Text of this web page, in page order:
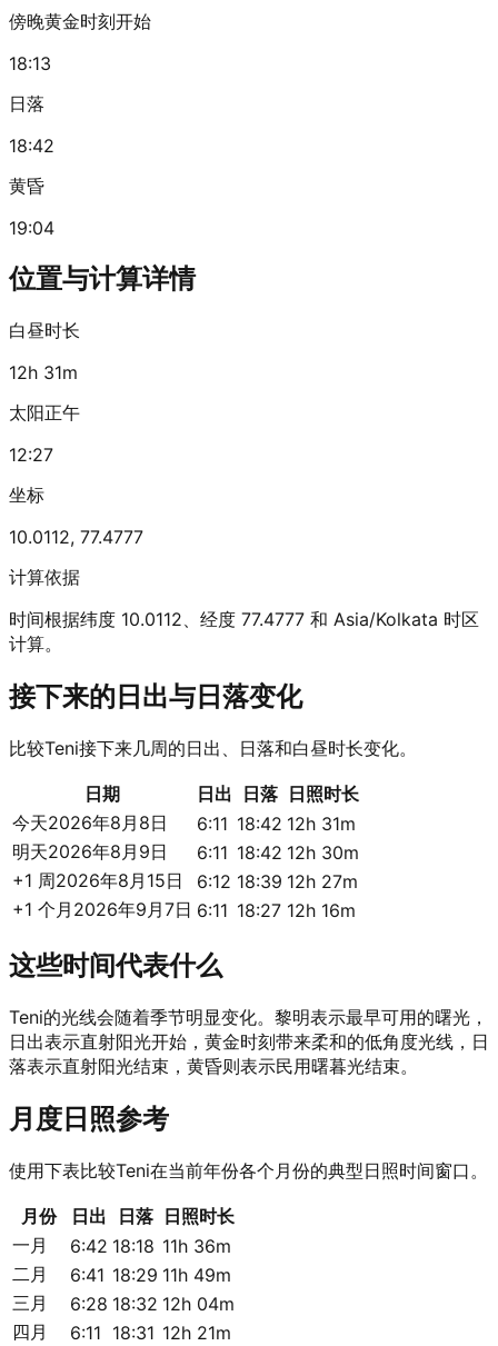
傍晚黄金时刻开始
18:13
日落
18:42
黄昏
19:04
位置与计算详情
白昼时长
12h 31m
太阳正午
12:27
坐标
10.0112, 77.4777
计算依据
时间根据纬度 10.0112、经度 77.4777 和 Asia/Kolkata 时区
计算。
接下来的日出与日落变化
比较Teni接下来几周的日出、日落和白昼时长变化。
日期 日出 日落
日照时长
今天2026年8月8日 6:11 18:42 12h 31m
明天2026年8月9日 6:11 18:42 12h 30m
+1 周2026年8月15日 6:12 18:39 12h 27m
+1 个月 2026年9月7日 6:11 18:27 12h 16m
这些时间代表什么
Teni的光线会随着季节明显变化。黎明表示最早可用的曙光，
日出表示直射阳光开始，黄金时刻带来柔和的低角度光线，日
落表示直射阳光结束，黄昏则表示民用曙暮光结束。
月度日照参考
使用下表比较Teni在当前年份各个月份的典型日照时间窗口。
月份 日出 日落 日照时长
一月
6:42 18:18 11h 36m
二月
6:41 18:29 11h 49m
三月
6:28 18:32 12h 04m
四月
6:11 18:31 12h 21m